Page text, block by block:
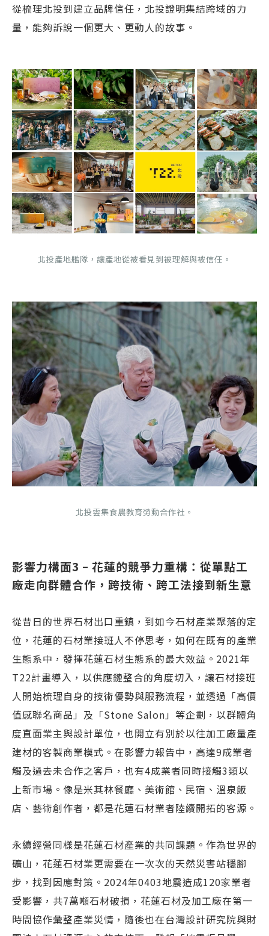
從梳理北投到建立品牌信任，北投證明集結跨域的力
量，能夠訴說一個更大、更動人的故事。
北投產地艦隊，讓產地從被看見到被理解與被信任。
北投雲集食農教育勞動合作社。
影響力構面3 – 花蓮的競爭力重構：從單點工
廠走向群體合作，跨技術、跨工法接到新生意
從昔日的世界石材出口重鎮，到如今石材產業聚落的定
位，花蓮的石材業接班人不停思考，如何在既有的產業
生態系中，發揮花蓮石材生態系的最大效益。2021年
T22計畫導入，以供應鏈整合的角度切入，讓石材接班
人開始梳理自身的技術優勢與服務流程，並透過「高價
值感聯名商品」及「Stone Salon」等企劃，以群體角
度直面業主與設計單位，也開立有別於以往加工廠量產
建材的客製商業模式。在影響力報告中，高達9成業者
觸及過去未合作之客戶，也有4成業者同時接觸3類以
上新市場。像是米其林餐廳、美術館、民宿、溫泉飯
店、藝術創作者，都是花蓮石材業者陸續開拓的客源。
永續經營同樣是花蓮石材產業的共同課題。作為世界的
礦山，花蓮石材業更需要在一次次的天然災害站穩腳
步，找到因應對策。2024年0403地震造成120家業者
受影響，共7萬噸石材破損，花蓮石材及加工廠在第一
時間協作彙整產業災情，隨後也在台灣設計研究院與財